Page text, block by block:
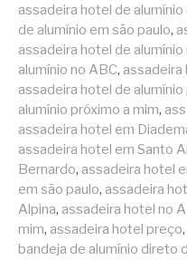
assadeira hotel de
de alumínio em são paulo,
assadeira hotel de alumínio
alumínio no ABC, assadeira
assadeira hotel de
alumínio próximo a mim,
assadeira hotel em
assadeira hotel em Santo
Bernardo, assadeira hotel
em são paulo, assadeira
Alpina, assadeira hotel no
mim, assadeira hotel preço,
bandeja de alumínio direto